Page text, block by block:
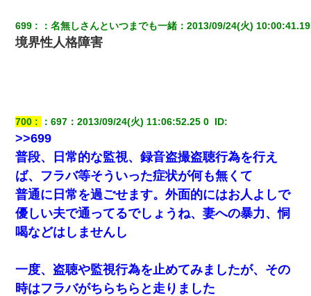
私（23）冗談のつもりで上司（27）に胸を揉ませた結果・・・
妻が亡くなったんだけど正直ガチで嬉しい
私が遺産を相続。→それを知った義両親が「旅行代金を出せ！」
「リフォーム費用を負担しろ！」「金の管理は私達がする！」と
浅ましくも集りにきた。
「お前の父ちゃんは自宅警備員」とかからかわれたけど、実はと
んでもない仕事に就いていた
元夫の連れ子「俺の結婚式の時くらい、母親としての責任を果た
そうとは思わないのか！」→どうも連れ子は…
699 ：名無しさんといつまでも一緒 ：2013/09/24(火)
境界性人格障害
700 ：697 ：2013/09/24(火) 11:06:52.25 0 ID:
>>699
普段、日常的な監視、録音盗撮盗聴行為を行え
ば、フラバ等そういった症状が何も無くて
普通に日常を過ごせます。外面的にはお人よしで
優しい夫で通ってるでしょうね、妻への暴力、恫
喝などはしませんし
一度、盗聴や監視行為を止めてみましたが、その
時はフラバがちらちらと走りました